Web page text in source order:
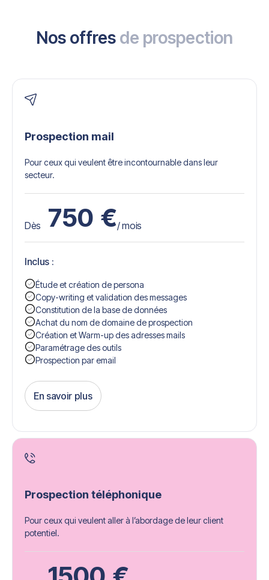
Nos offres de prospection
Prospection mail
Pour ceux qui veulent être incontournable dans leur
secteur.
Dès 750 €/ mois
Inclus :
Étude et création de persona
Copy-writing et validation des messages
Constitution de la base de données
Achat du nom de domaine de prospection
Création et Warm-up des adresses mails
Paramétrage des outils
Prospection par email
En savoir plus
Get Started
Prospection téléphonique
Pour ceux qui veulent aller à l’abordage de leur client
potentiel.